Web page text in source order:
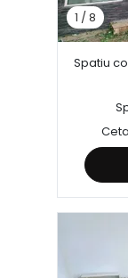
1 /8
Spatiu